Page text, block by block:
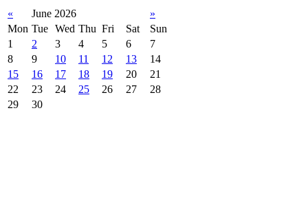
« June 2026
»
Mon Tue Wed Thu Fri Sat
Sun
1
2 3 4 5 6
7
8
9 10 11 12 13
14
15
16 17 18 19 20
21
22
23 24 25 26 27
28
29
30